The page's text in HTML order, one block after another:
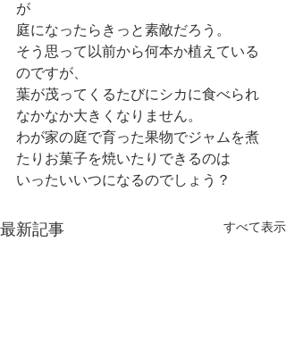
が
庭になったらきっと素敵だろう。
そう思って以前から何本か植えている
のですが、
葉が茂ってくるたびにシカに食べられ
なかなか大きくなりません。
わが家の庭で育った果物でジャムを煮
たりお菓子を焼いたりできるのは
いったいいつになるのでしょう？
最新記事 すべて表示